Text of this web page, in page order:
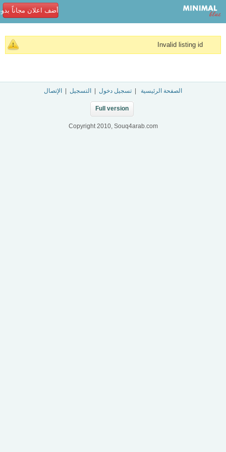
أضف اعلان مجاناً
Invalid listing id
الصفحة الرئيسية تسجيل دخول التسجيل الإتصال
Full version
Copyright 2010, Souq4arab.com